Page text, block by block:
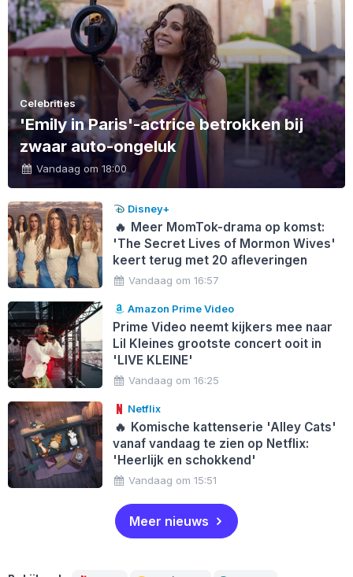
Celebrities
'Emily in Paris'-actrice betrokken bij
zwaar auto-ongeluk
Vandaag om 18:00
Disney+
🔥 Meer MomTok-drama op komst:
'The Secret Lives of Mormon Wives'
keert terug met 20 afleveringen
Vandaag om 16:57
Amazon Prime Video
Prime Video neemt kijkers mee naar
Lil Kleines grootste concert ooit in
'LIVE KLEINE'
Vandaag om 16:25
Netflix
🔥 Komische kattenserie 'Alley Cats'
vanaf vandaag te zien op Netflix:
'Heerlijk en schokkend'
Vandaag om 15:51
Meer nieuws